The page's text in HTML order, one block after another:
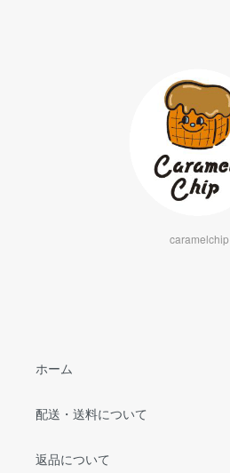
caramelchip
ホーム
配送・送料について
返品について